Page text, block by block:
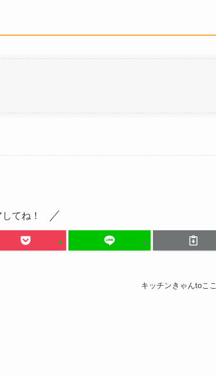
てね！
キッチンきゃんtoここ